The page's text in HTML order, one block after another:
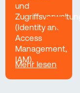
und
Zugriffsverwaltung
(Identity and
Access
Management,
IAM).
Mehr lesen